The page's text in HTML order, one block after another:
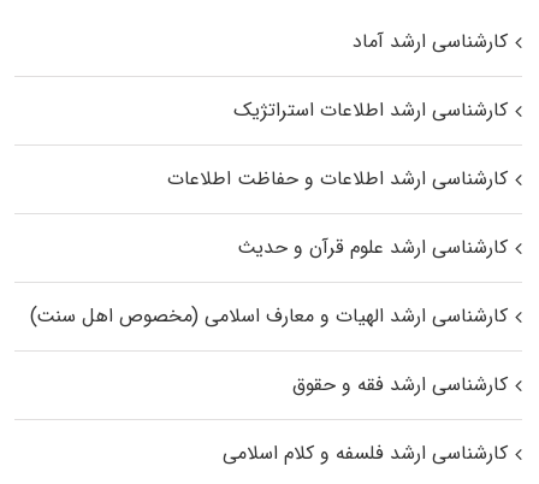
کارشناسی ارشد آماد
کارشناسی ارشد اطلاعات استراتژیک
کارشناسی ارشد اطلاعات و حفاظت اطلاعات
کارشناسی ارشد علوم قرآن و حدیث
کارشناسی ارشد الهیات و معارف اسلامی (مخصوص اهل سنت)
کارشناسی ارشد فقه و حقوق
کارشناسی ارشد فلسفه و کلام اسلامی